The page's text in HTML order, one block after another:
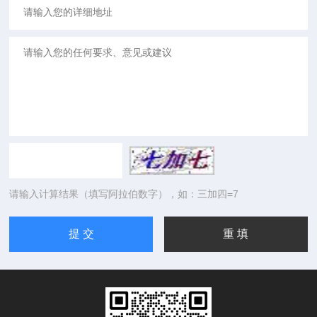
请输入计算结果（填写阿拉伯数字），如：三加四=7